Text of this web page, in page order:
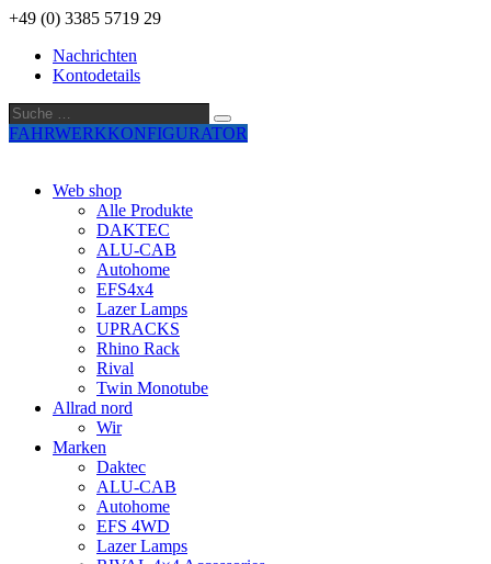
+49 (0) 3385 5719 29
Nachrichten
Kontodetails
Suche
…
Suche
FAHRWERKKONFIGURATOR
Web shop
Alle Produkte
DAKTEC
ALU-CAB
Autohome
EFS4x4
Lazer Lamps
UPRACKS
Rhino Rack
Rival
Twin Monotube
Allrad nord
Wir
Marken
Daktec
ALU-CAB
Autohome
EFS 4WD
Lazer Lamps